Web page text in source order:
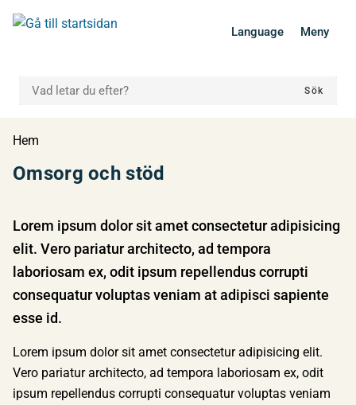
till innehåll
till huvudmeny
Language Meny
Sök
Du är här:
Hem
Omsorg och stöd
Lorem ipsum dolor sit amet consectetur adipisicing
elit. Vero pariatur architecto, ad tempora
laboriosam ex, odit ipsum repellendus corrupti
consequatur voluptas veniam at adipisci sapiente
esse id.
Lorem ipsum dolor sit amet consectetur adipisicing elit.
Vero pariatur architecto, ad tempora laboriosam ex, odit
ipsum repellendus corrupti consequatur voluptas veniam